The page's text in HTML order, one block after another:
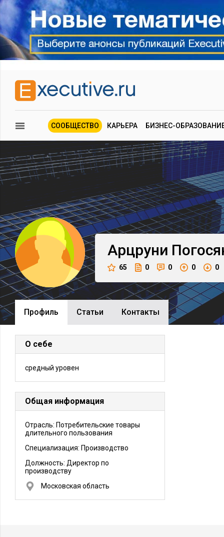
СООБЩЕСТВО КАРЬЕРА БИЗНЕС-
Арцруни
65 0 0 0 0
Профиль Cтатьи Контакты
О себе
средный уровен
Общая информация
Отрасль: Потребительские товары
длительного пользования
Специализация: Производство
Должность: Директор по
производству
Московская область